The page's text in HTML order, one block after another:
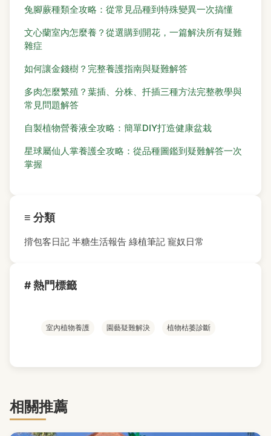
兔腳蕨種類全攻略：從常見品種到特殊變異一次搞懂
文心蘭室內怎麼養？從選購到開花，一篇解決所有疑難
雜症
如何讓金錢樹？完整養護指南與疑難解答
多肉怎麼繁殖？葉插、分株、扦插三種方法完整教學與
常見問題解答
自製植物營養液全攻略：簡單DIY打造健康盆栽
星球屬仙人掌養護全攻略：從品種圖鑑到疑難解答一次
掌握
≡ 分類
揹包客日記 半糖生活報告 綠植筆記 寵奴日常
# 熱門標籤
室內植物養護 園藝疑難解決 植物枯萎診斷
相關推薦